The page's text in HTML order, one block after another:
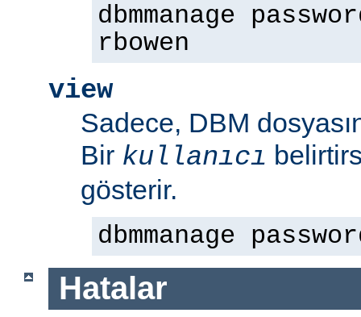
dbmmanage
rbowen
view
Sadece, DBM
Bir kullanıcı
gösterir.
dbmmanage
Hatalar